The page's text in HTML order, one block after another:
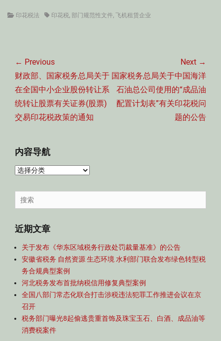
Categories
印花税法 Tags印花税, 部门规范性文件, 飞机租赁企业
章
导
航
← Previous
Previous
post:
财政部、国家税务总局关于
在全国中小企业股份转让系
统转让股票有关证券(股票)
交易印花税政策的通知
Next →
Next
post:
国家税务总局关于中国海洋
石油总公司使用的“成品油
配置计划表”有关印花税问
题的公告
内容导航
内
导
航
Search
for:
近期文章
关于发布《华东区域税务行政处罚裁量基准》的公告
安徽省税务 自然资源 生态环境 水利部门联合发布绿色转型税
务合规典型案例
河北税务发布首批纳税信用修复典型案例
全国八部门常态化联合打击涉税违法犯罪工作推进会议在京
召开
税务部门曝光8起偷逃贵重首饰及珠宝玉石、白酒、成品油等
消费税案件